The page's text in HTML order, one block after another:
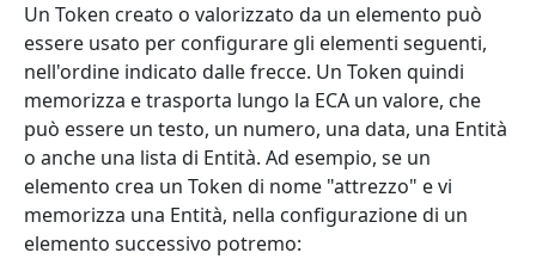
Un Token creato o valorizzato da un elemento può
essere usato per configurare gli elementi seguenti,
nell'ordine indicato dalle frecce. Un Token quindi
memorizza e trasporta lungo la ECA un valore, che
può essere un testo, un numero, una data, una Entità
o anche una lista di Entità. Ad esempio, se un
elemento crea un Token di nome "attrezzo" e vi
memorizza una Entità, nella configurazione di un
elemento successivo potremo: